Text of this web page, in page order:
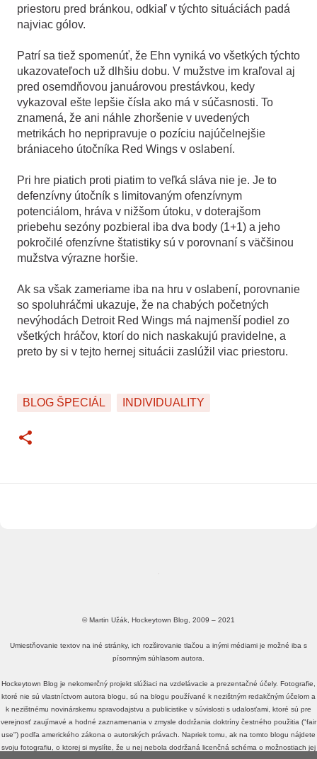
priestoru pred bránkou, odkiaľ v týchto situáciách padá
najviac gólov.
Patrí sa tiež spomenúť, že Ehn vyniká vo všetkých týchto
ukazovateľoch už dlhšiu dobu. V mužstve im kraľoval aj
pred osemdňovou januárovou prestávkou, kedy
vykazoval ešte lepšie čísla ako má v súčasnosti. To
znamená, že ani náhle zhoršenie v uvedených
metrikách ho nepripravuje o pozíciu najúčelnejšie
brániaceho útočníka Red Wings v oslabení.
Pri hre piatich proti piatim to veľká sláva nie je. Je to
defenzívny útočník s limitovaným ofenzívnym
potenciálom, hráva v nižšom útoku, v doterajšom
priebehu sezóny pozbieral iba dva body (1+1) a jeho
pokročilé ofenzívne štatistiky sú v porovnaní s väčšinou
mužstva výrazne horšie.
Ak sa však zameriame iba na hru v oslabení, porovnanie
so spoluhráčmi ukazuje, že na chabých početných
nevýhodách Detroit Red Wings má najmenší podiel zo
všetkých hráčov, ktorí do nich naskakujú pravidelne, a
preto by si v tejto hernej situácii zaslúžil viac priestoru.
BLOG ŠPECIÁL INDIVIDUALITY
© Martin Užák, Hockeytown Blog, 2009 – 2021
Umiestňovanie textov na iné stránky, ich rozširovanie tlačou a inými médiami je možné iba s
písomným súhlasom autora.
Hockeytown Blog je nekomerčný projekt slúžiaci na vzdelávacie a prezentačné účely. Fotografie,
ktoré nie sú vlastníctvom autora blogu, sú na blogu používané k nezištným redakčným účelom a
k nezištnému novinárskemu spravodajstvu a publicistike v súvislosti s udalosťami, ktoré sú pre
verejnosť zaujímavé a hodné zaznamenania v zmysle dodržania doktríny čestného použitia ("fair
use") podľa amerického zákona o autorských právach. Napriek tomu, ak na tomto blogu nájdete
svoju fotografiu, o ktorej si myslíte, že u nej nebola dodržaná licenčná schéma o možnostiach jej